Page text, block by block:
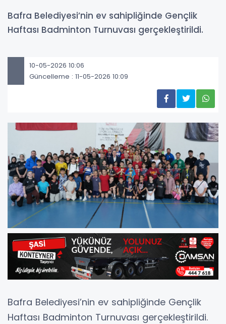
Bafra Belediyesi’nin ev sahipliğinde Gençlik
Haftası Badminton Turnuvası gerçekleştirildi.
10-05-2026 10:06
Güncelleme : 11-05-2026 10:09
Bafra Belediyesi’nin ev sahipliğinde Gençlik
Haftası Badminton Turnuvası gerçekleştirildi.